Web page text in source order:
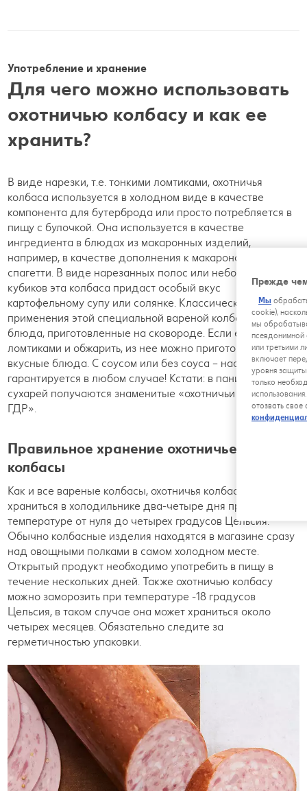
Употребление и хранение
Для чего можно использовать
охотничью колбасу и как ее
хранить?
В виде нарезки, т.е. тонкими ломтиками, охотничья
колбаса используется в холодном виде в качестве
компонента для бутерброда или просто потребляется в
пищу с булочкой. Она используется в качестве
ингредиента в блюдах из макаронных изделий,
например, в качестве дополнения к макаронам или
спагетти. В виде нарезанных полос или небольших
кубиков эта колбаса придаст особый вкус
картофельному супу или солянке. Классическая область
применения этой специальной вареной колбасы – это
блюда, приготовленные на сковороде. Если ее нарезать
ломтиками и обжарить, из нее можно приготовить
вкусные блюда. С соусом или без соуса – наслаждение
гарантируется в любом случае! Кстати: в панировке из
сухарей получаются знаменитые «охотничьи шницели из
ГДР».
Правильное хранение охотничьей
колбасы
Как и все вареные колбасы, охотничья колбаса может
храниться в холодильнике два-четыре дня при
температуре от нуля до четырех градусов Цельсия.
Обычно колбасные изделия находятся в магазине сразу
над овощными полками в самом холодном месте.
Открытый продукт необходимо употребить в пищу в
течение нескольких дней. Также охотничью колбасу
можно заморозить при температуре -18 градусов
Цельсия, в таком случае она может храниться около
четырех месяцев. Обязательно следите за
герметичностью упаковки.
Прежде
Мы
cookie),
мы
псевдонимной
или третьими
включает
уровня
только
отозвать